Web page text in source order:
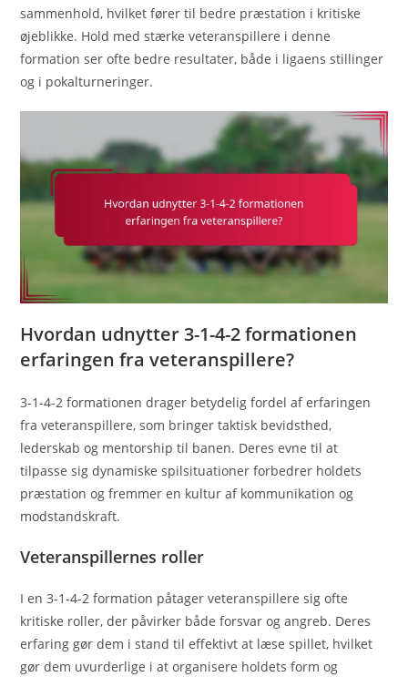
sammenhold, hvilket fører til bedre præstation i kritiske
øjeblikke. Hold med stærke veteranspillere i denne
formation ser ofte bedre resultater, både i ligaens stillinger
og i pokalturneringer.
Hvordan udnytter 3-1-4-2 formationen
erfaringen fra veteranspillere?
3-1-4-2 formationen drager betydelig fordel af erfaringen
fra veteranspillere, som bringer taktisk bevidsthed,
lederskab og mentorship til banen. Deres evne til at
tilpasse sig dynamiske spilsituationer forbedrer holdets
præstation og fremmer en kultur af kommunikation og
modstandskraft.
Veteranspillernes roller
I en 3-1-4-2 formation påtager veteranspillere sig ofte
kritiske roller, der påvirker både forsvar og angreb. Deres
erfaring gør dem i stand til effektivt at læse spillet, hvilket
gør dem uvurderlige i at organisere holdets form og